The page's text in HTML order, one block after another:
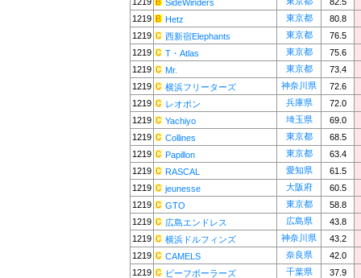
SideWinders
1219
Hetz 東京都
80.8
1219
西新宿Elephants 東京都
76.5
1219
T・Atlas 東京都
75.6
1219
Mr. 東京都
73.4
1219
横浜フリーターズ 神奈川県
72.6
1219
レオポン 兵庫県
72.0
1219
Yachiyo 埼玉県
69.0
1219
Collines 東京都
68.5
1219
Papillon 東京都
63.4
1219
RASCAL 愛知県
61.5
1219
jeunesse 大阪府
60.5
1219
GTO 東京都
58.8
1219
広島エンドレス 広島県
43.8
1219
横浜ドルフィンズ 神奈川県
43.2
1219
CAMELS 奈良県
42.0
1219
ビーフボーラーズ 千葉県
37.9